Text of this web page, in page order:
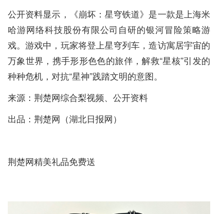
公开资料显示，《崩坏：星穹铁道》是一款是上海米
哈游网络科技股份有限公司自研的银河冒险策略游
戏。游戏中，玩家将登上星穹列车，造访寓居宇宙的
万象世界，携手形形色色的旅伴，解救“星核”引发的
种种危机，对抗“星神”践踏文明的意图。
来源：荆楚网综合梨视频、公开资料
出品：荆楚网（湖北日报网）
荆楚网精美礼品免费送